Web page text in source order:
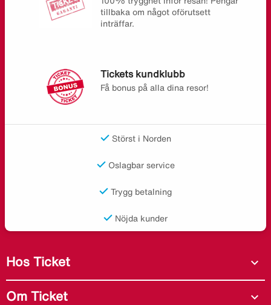
tillbaka om något oförutsett
inträffar.
Tickets kundklubb
Få bonus på alla dina resor!
Störst i Norden
Oslagbar service
Trygg betalning
Nöjda kunder
Hos Ticket expand_more
Om Ticket expand_more